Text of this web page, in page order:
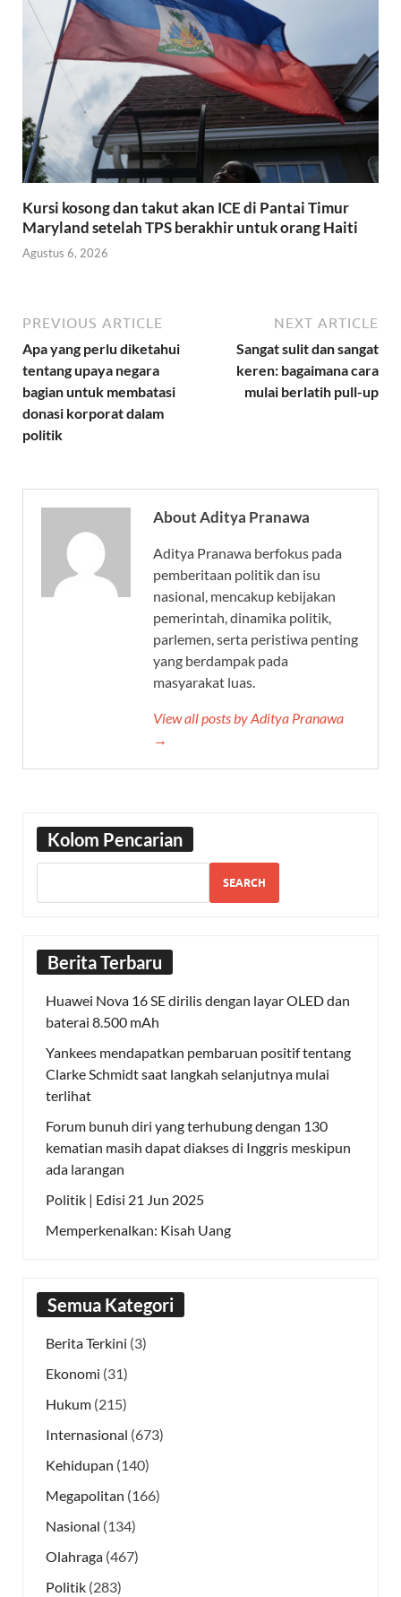
Kursi kosong dan takut akan ICE di Pantai Timur
Maryland setelah TPS berakhir untuk orang Haiti
Agustus 6, 2026
PREVIOUS ARTICLE
Apa yang perlu diketahui
tentang upaya negara
bagian untuk membatasi
donasi korporat dalam
politik
NEXT ARTICLE
Sangat sulit dan sangat
keren: bagaimana cara
mulai berlatih pull-up
About Aditya Pranawa
Aditya Pranawa berfokus pada
pemberitaan politik dan isu
nasional, mencakup kebijakan
pemerintah, dinamika politik,
parlemen, serta peristiwa penting
yang berdampak pada
masyarakat luas.
View all posts by Aditya Pranawa
→
Kolom Pencarian
SEARCH
Berita Terbaru
Huawei Nova 16 SE dirilis dengan layar OLED dan
baterai 8.500 mAh
Yankees mendapatkan pembaruan positif tentang
Clarke Schmidt saat langkah selanjutnya mulai
terlihat
Forum bunuh diri yang terhubung dengan 130
kematian masih dapat diakses di Inggris meskipun
ada larangan
Politik | Edisi 21 Jun 2025
Memperkenalkan: Kisah Uang
Semua Kategori
Berita Terkini (3)
Ekonomi (31)
Hukum (215)
Internasional (673)
Kehidupan (140)
Megapolitan (166)
Nasional (134)
Olahraga (467)
Politik (283)